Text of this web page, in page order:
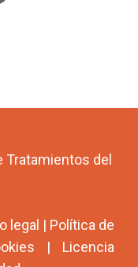
Tratamientos del
legal | Política de
| Licencia